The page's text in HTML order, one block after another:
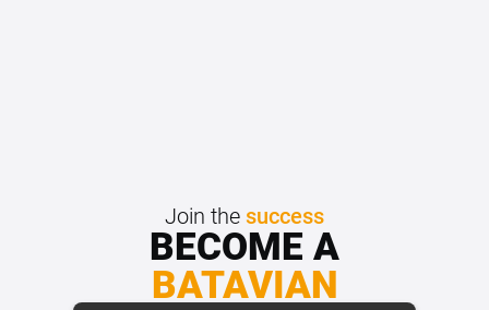
Join thesuccess
BECOME A
BATAVIAN